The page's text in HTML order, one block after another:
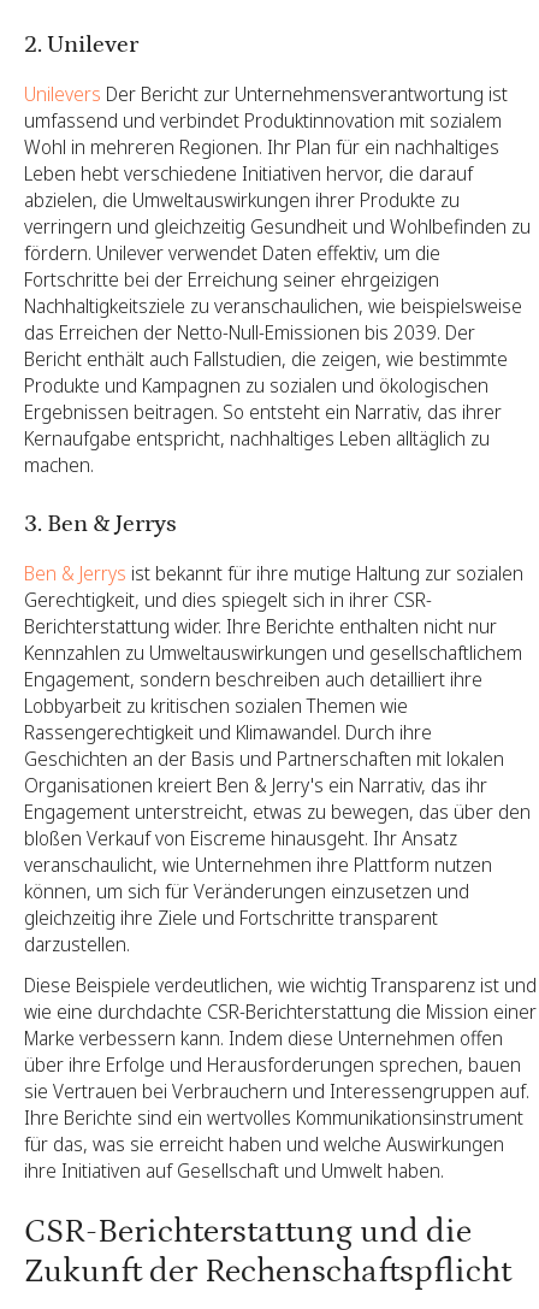
2. Unilever
Unilevers Der Bericht zur Unternehmensverantwortung ist
umfassend und verbindet Produktinnovation mit sozialem
Wohl in mehreren Regionen. Ihr Plan für ein nachhaltiges
Leben hebt verschiedene Initiativen hervor, die darauf
abzielen, die Umweltauswirkungen ihrer Produkte zu
verringern und gleichzeitig Gesundheit und Wohlbefinden zu
fördern. Unilever verwendet Daten effektiv, um die
Fortschritte bei der Erreichung seiner ehrgeizigen
Nachhaltigkeitsziele zu veranschaulichen, wie beispielsweise
das Erreichen der Netto-Null-Emissionen bis 2039. Der
Bericht enthält auch Fallstudien, die zeigen, wie bestimmte
Produkte und Kampagnen zu sozialen und ökologischen
Ergebnissen beitragen. So entsteht ein Narrativ, das ihrer
Kernaufgabe entspricht, nachhaltiges Leben alltäglich zu
machen.
3. Ben & Jerrys
Ben & Jerrys ist bekannt für ihre mutige Haltung zur sozialen
Gerechtigkeit, und dies spiegelt sich in ihrer CSR-
Berichterstattung wider. Ihre Berichte enthalten nicht nur
Kennzahlen zu Umweltauswirkungen und gesellschaftlichem
Engagement, sondern beschreiben auch detailliert ihre
Lobbyarbeit zu kritischen sozialen Themen wie
Rassengerechtigkeit und Klimawandel. Durch ihre
Geschichten an der Basis und Partnerschaften mit lokalen
Organisationen kreiert Ben & Jerry's ein Narrativ, das ihr
Engagement unterstreicht, etwas zu bewegen, das über den
bloßen Verkauf von Eiscreme hinausgeht. Ihr Ansatz
veranschaulicht, wie Unternehmen ihre Plattform nutzen
können, um sich für Veränderungen einzusetzen und
gleichzeitig ihre Ziele und Fortschritte transparent
darzustellen.
Diese Beispiele verdeutlichen, wie wichtig Transparenz ist und
wie eine durchdachte CSR-Berichterstattung die Mission einer
Marke verbessern kann. Indem diese Unternehmen offen
über ihre Erfolge und Herausforderungen sprechen, bauen
sie Vertrauen bei Verbrauchern und Interessengruppen auf.
Ihre Berichte sind ein wertvolles Kommunikationsinstrument
für das, was sie erreicht haben und welche Auswirkungen
ihre Initiativen auf Gesellschaft und Umwelt haben.
CSR-Berichterstattung und die
Zukunft der Rechenschaftspflicht